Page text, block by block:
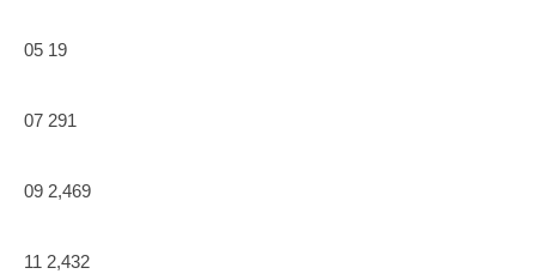
05 19
07 291
09 2,469
11 2,432